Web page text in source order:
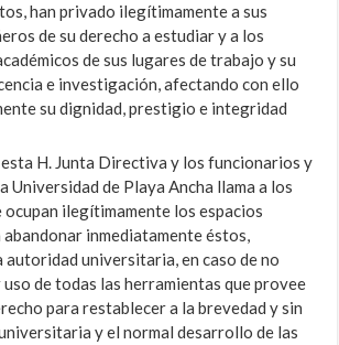
han privado ilegítimamente a sus
de su derecho a estudiar y a los
de sus lugares de trabajo y su
e investigación, afectando con ello
su dignidad, prestigio e integridad
H. Junta Directiva y los funcionarios y
Universidad de Playa Ancha llama a los
ocupan ilegítimamente los espacios
inmediatamente éstos,
autoridad universitaria, en caso de no
uso de todas las herramientas que provee
para restablecer a la brevedad y sin
y el normal desarrollo de las